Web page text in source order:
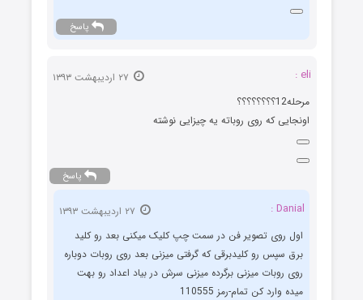
پاسخ
eli :
مرحله12؟؟؟؟؟؟؟؟
اونجایی که روی روباته یه چیزایی نوشته
پاسخ
Danial :
اول روی تصویر فن در سمت چپ کلیک میکنی بعد رو کلید
برق سپس رو کلیدبرقی که گرفتی میزنی بعد روی روبات دوباره
روی روبات میزنی برگرده میزنی سرش در بیاد اعداد رو بهت
میده وارد کن تمام-رمز 110555